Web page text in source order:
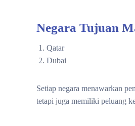
Negara Tujuan
Qatar
Dubai
Setiap negara menawarkan
tetapi juga memiliki peluang